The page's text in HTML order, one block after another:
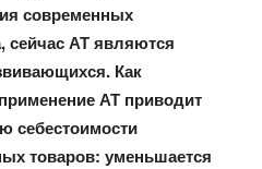
современных
сейчас АТ являются
Как
АТ приводит
себестоимости
товаров: уменьшается